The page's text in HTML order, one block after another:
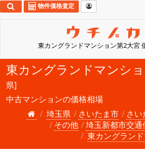
東カングランドマンション第2大宮
物件価格査定
東カングランドマンシ
県]
中古マンションの価格相場
埼玉県
さいたま市 さ
その他
埼玉新都市交通
東カングラン